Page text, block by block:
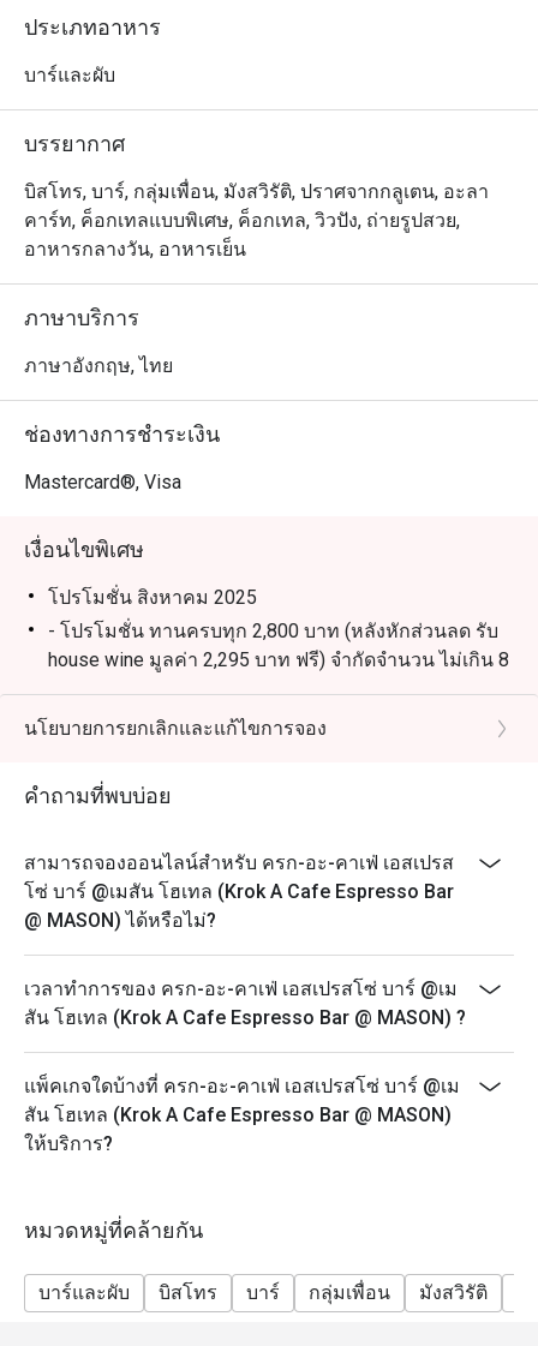
พร้อมกับดื่มด่ำกับกาแฟ เติมความสดชื่นด้วยเครื่องดื่มเย็นๆ
เพลิดเพลินกับของว่างและอาหารมื้ออร่อยทั้งในสไตล์ไทย
ประเภทอาหาร
บาร์และผับ
บรรยากาศ
บิสโทร, บาร์, กลุ่มเพื่อน, มังสวิรัติ, ปราศจากกลูเตน, อะลา
คาร์ท, ค็อกเทลแบบพิเศษ, ค็อกเทล, วิวปัง, ถ่ายรูปสวย,
อาหารกลางวัน, อาหารเย็น
ภาษาบริการ
ภาษาอังกฤษ, ไทย
ช่องทางการชำระเงิน
Mastercard®, Visa
เงื่อนไขพิเศษ
โปรโมชั่น สิงหาคม 2025
- โปรโมชั่น ทานครบทุก 2,800 บาท (หลังหักส่วนลด รับ
house wine มูลค่า 2,295 บาท ฟรี) จำกัดจำนวน ไม่เกิน 8
ท่าน/โต๊ะ
สิทธิพิเศษสำหรับเจ้าของวันเกิด: รับฟรี! เค้กวันเกิดขนาด
(เงื่อนไข: กรุณาจองล่วงหน้าอย่างน้อย 24 ชั่วโมง และ
นโยบายการยกเลิกและแก้ไขการจอง
คำถามที่พบบ่อย
สามารถจองออนไลน์สำหรับ ครก-อะ-คาเฟ่ เอสเปรส
โซ่ บาร์ @เมสัน โฮเทล (Krok A Cafe Espresso Bar
@ MASON) ได้หรือไม่?
เวลาทำการของ ครก-อะ-คาเฟ่ เอสเปรสโซ่ บาร์ @เม
สัน โฮเทล (Krok A Cafe Espresso Bar @ MASON) ?
แพ็คเกจใดบ้างที่ ครก-อะ-คาเฟ่ เอสเปรสโซ่ บาร์ @เม
สัน โฮเทล (Krok A Cafe Espresso Bar @ MASON)
ให้บริการ?
หมวดหมู่ที่คล้ายกัน
บาร์และผับ บิสโทร บาร์ กลุ่มเพื่อน มังสวิรัติ